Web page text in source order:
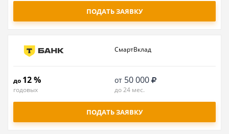
ПОДАТЬ ЗАЯВКУ
СмартВклад
до 12 %
годовых
от 50 000
до 24 мес.
ПОДАТЬ ЗАЯВКУ